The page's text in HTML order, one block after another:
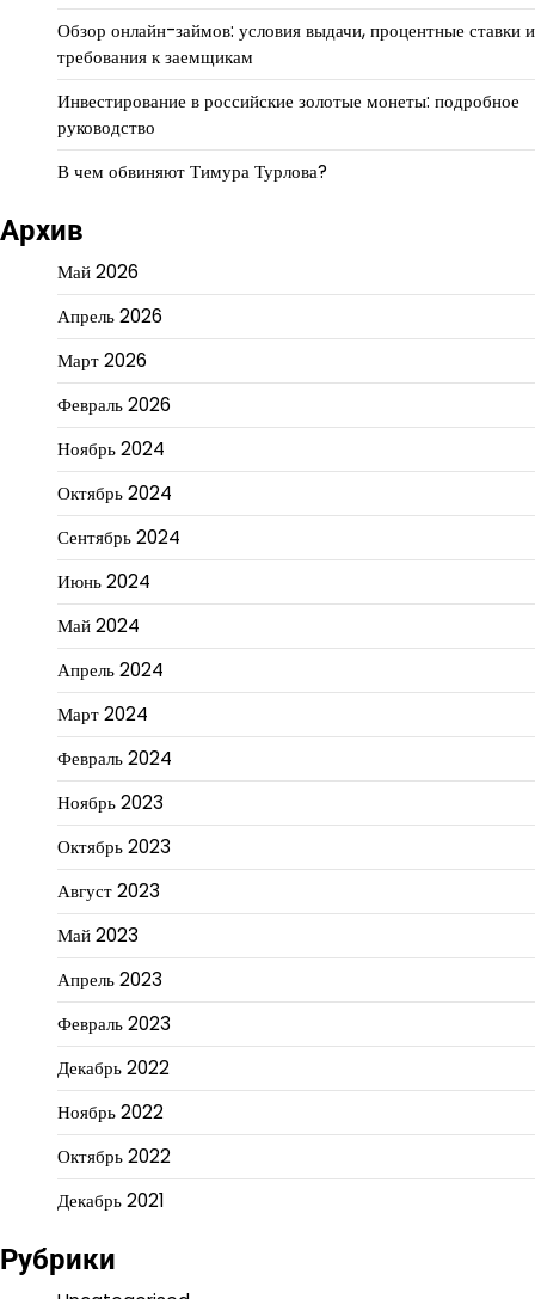
Обзор онлайн-займов: условия выдачи, процентные ставки и
требования к заемщикам
Инвестирование в российские золотые монеты: подробное
руководство
В чем обвиняют Тимура Турлова?
Архив
Май 2026
Апрель 2026
Март 2026
Февраль 2026
Ноябрь 2024
Октябрь 2024
Сентябрь 2024
Июнь 2024
Май 2024
Апрель 2024
Март 2024
Февраль 2024
Ноябрь 2023
Октябрь 2023
Август 2023
Май 2023
Апрель 2023
Февраль 2023
Декабрь 2022
Ноябрь 2022
Октябрь 2022
Декабрь 2021
Рубрики